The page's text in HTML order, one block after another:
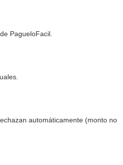
PagueloFacil.
automáticamente (monto no